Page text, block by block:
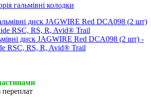
гальмівні колодки
диск JAGWIRE Red DCA098 (2 шт) -
RSC, RS, R, Avid® Trail
переплат